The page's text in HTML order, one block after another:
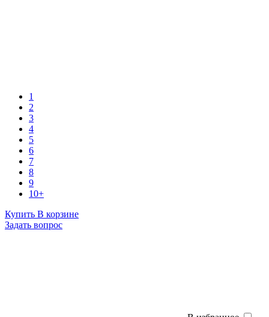
1
2
3
4
5
6
7
8
9
10+
Купить В корзине
Задать вопрос